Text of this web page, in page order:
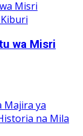
wa Misri